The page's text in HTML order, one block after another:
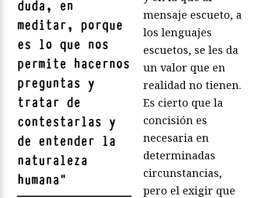
duda, en
meditar, porque
es lo que nos
permite hacernos
preguntas y
tratar de
contestarlas y
de entender la
naturaleza
humana"
mensaje escueto, a
los lenguajes
escuetos, se les da
un valor que en
realidad no tienen.
Es cierto que la
concisión es
necesaria en
determinadas
circunstancias,
pero el exigir que